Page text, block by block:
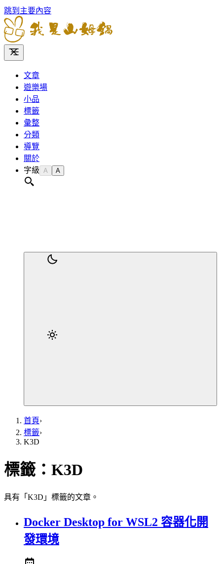
跳到主要內容
文章
遊樂場
小品
標籤
彙整
分類
導覽
關於
字級 A A
首頁›
標籤›
K3D
標籤： K3D
具有「K3D」標籤的文章。
Docker Desktop for WSL2 容器化開
發環境